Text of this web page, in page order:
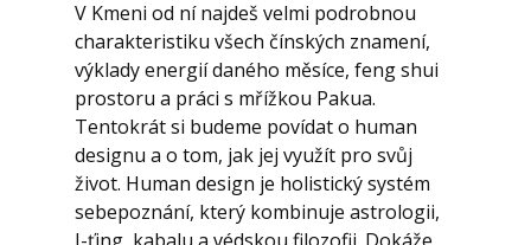
V Kmeni od ní najdeš velmi podrobnou
charakteristiku všech čínských znamení,
výklady energií daného měsíce, feng shui
prostoru a práci s mřížkou Pakua.
Tentokrát si budeme povídat o human
designu a o tom, jak jej využít pro svůj
život. Human design je holistický systém
sebepoznání, který kombinuje astrologii,
I-ťing, kabalu a védskou filozofii. Dokáže